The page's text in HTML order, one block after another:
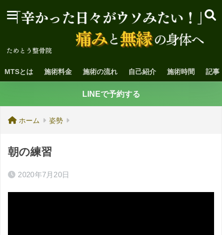
MTSとは 施術料金 施術の流れ 自己紹介 施術時間 記事
LINEで予約する
ホーム 姿勢
朝の練習
2020年7月20日